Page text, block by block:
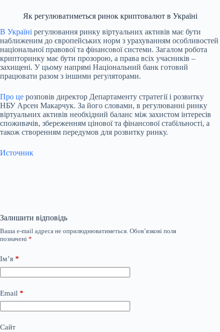
Як регулюватиметься ринок криптовалют в Україні
В Україні регулювання ринку віртуальних активів має бути
наближеним до європейських норм з урахуванням особливостей
національної правової та фінансової системи. Загалом робота
крипторинку має бути прозорою, а права всіх учасників –
захищені. У цьому напрямі Національний банк готовий
працювати разом з іншими регуляторами.
Про це розповів директор Департаменту стратегії і розвитку
НБУ Арсен Макарчук. За його словами, в регулюванні ринку
віртуальних активів необхідний баланс між захистом інтересів
споживачів, збереженням цінової та фінансової стабільності, а
також створенням передумов для розвитку ринку.
Источник
Залишити відповідь
Ваша e-mail адреса не оприлюднюватиметься. Обов’язкові поля
позначені *
Ім’я *
Email *
Сайт